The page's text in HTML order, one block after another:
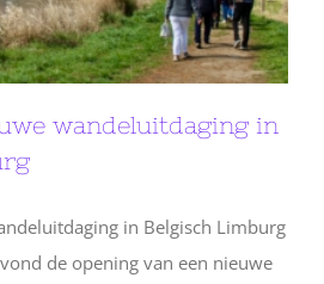
wandeluitdaging in
in Belgisch Limburg
de opening van een nieuwe